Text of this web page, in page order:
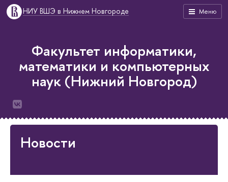
Меню
НИУ ВШЭ в Нижнем Новгороде
Факультет информатики,
математики и компьютерных
наук (Нижний Новгород)
Новости